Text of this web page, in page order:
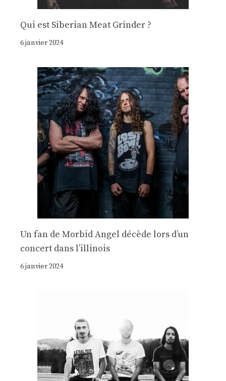
Qui est Siberian Meat Grinder ?
6 janvier 2024
Un fan de Morbid Angel décède lors d’un
concert dans l’illinois
6 janvier 2024